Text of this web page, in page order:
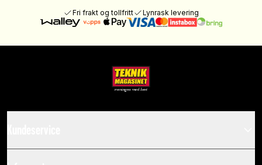
Fri frakt og tollfritt Lynrask levering